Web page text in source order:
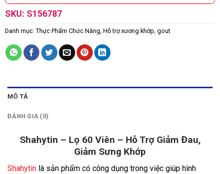
SKU: S156787
Danh mục: Thực Phẩm Chức Năng Hỗ trợ xương khớp, gout
MÔ TẢ
ĐÁNH GIÁ (0)
Shahytin – Lọ 60 Viên – Hỗ Trợ Giảm Đau,
Giảm Sưng Khớp
Shahytin là sản phẩm có công dụng trong việc giúp hình